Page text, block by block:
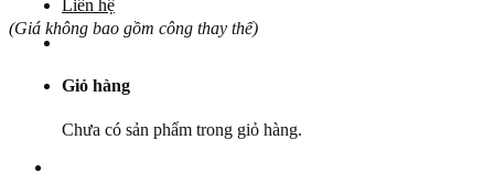
Liên hệ
Giỏ hàng
Chưa có sản phẩm trong giỏ hàng.
(Giá không bao gồm công thay thế)